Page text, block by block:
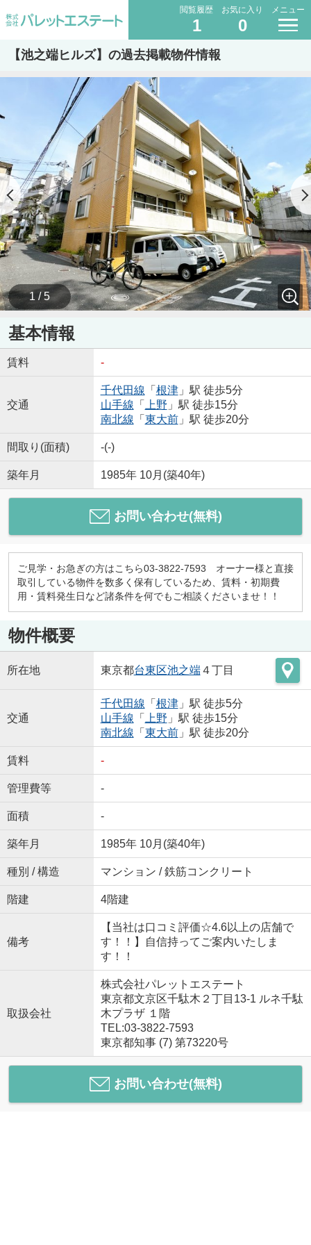
閲覧履歴
1
お気に入り
0
メニュー
【池之端ヒルズ】の過去掲載物件情報
1 / 5
基本情報
賃料 -
交通
千代田線 「 根津」駅 徒歩5分
山手線 「 上野 」駅 徒歩15分
南北線 「 東大前」駅 徒歩20分
間取り(面積) -(-)
築年月 1985年 10月(築40年)
お問い合わせ(無料)
ご見学・お急ぎの方はこちら03-3822-7593 オーナー様と直接
取引している物件を数多く保有しているため、賃料・初期費
用・賃料発生日など諸条件を何でもご相談くださいませ！！
物件概要
所在地 東京都台東区池之端４丁目
交通
千代田線 「 根津」駅 徒歩5分
山手線 「 上野 」駅 徒歩15分
南北線 「 東大前」駅 徒歩20分
賃料 -
管理費等 -
面積 -
築年月 1985年 10月(築40年)
種別 / 構造 マンション / 鉄筋コンクリート
階建 4階建
備考
【当社は口コミ評価☆4.6以上の店舗で
す！！】自信持ってご案内いたしま
す！！
取扱会社
株式会社パレットエステート
東京都文京区千駄木２丁目13-1 ルネ千駄
木プラザ １階
TEL:03-3822-7593
東京都知事 (7) 第73220号
お問い合わせ(無料)